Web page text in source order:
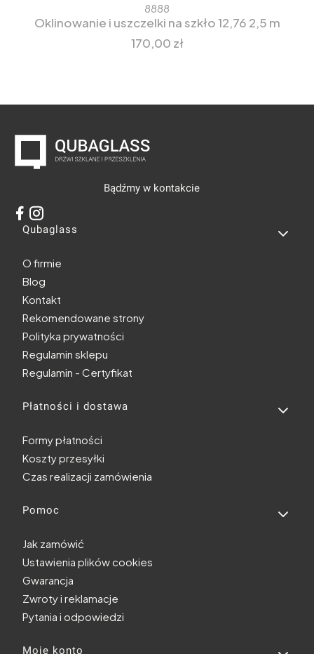
8888
Oklinowanie i uszczelki na szkło 12,76 2,5 m
Cena
170,00 zł
Bądźmy w kontakcie
Linki w stopce
Qubaglass
O firmie
Blog
Kontakt
Rekomendowane strony
Polityka prywatności
Regulamin sklepu
Regulamin - Certyfikat
Płatności i dostawa
Formy płatności
Koszty przesyłki
Czas realizacji zamówienia
Pomoc
Jak zamówić
Ustawienia plików cookies
Gwarancja
Zwroty i reklamacje
Pytania i odpowiedzi
Moje konto